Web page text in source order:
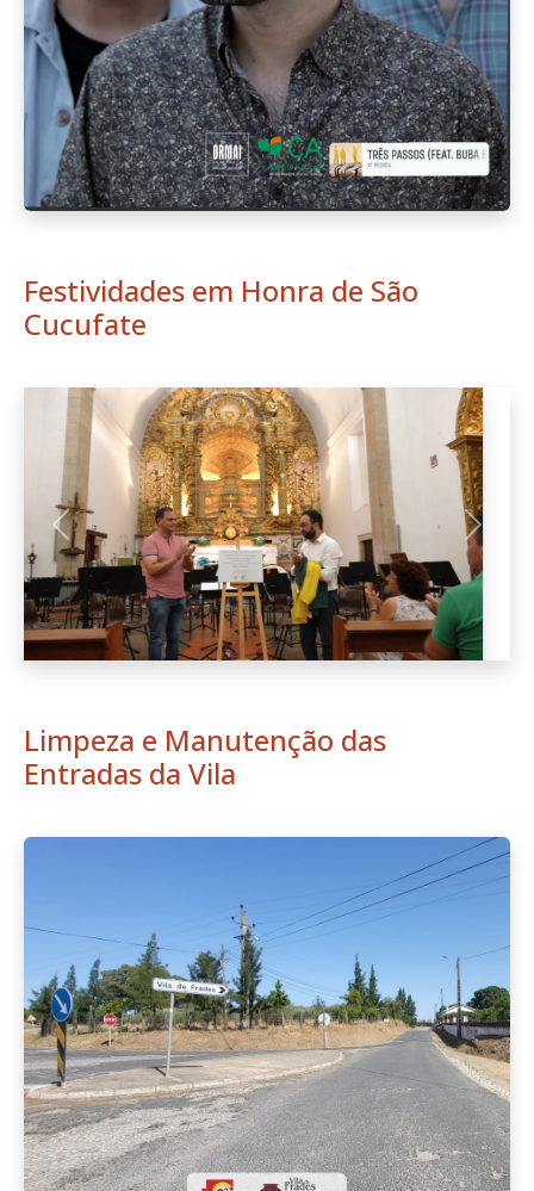
Festividades em Honra de São
Cucufate
Anterior
Limpeza e Manutenção das
Entradas da Vila